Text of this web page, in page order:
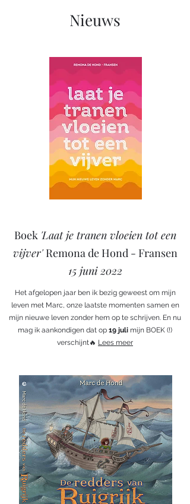
Nieuws
Boek 'Laat je tranen vloeien tot een
vijver'Remona de Hond - Fransen
15 juni 2022
Het afgelopen jaar ben ik bezig geweest om mijn
leven met Marc, onze laatste momenten samen en
mijn nieuwe leven zonder hem op te schrijven. En nu
mag ik aankondigen dat op 19 juli mijn BOEK (!)
verschijnt🔥 Lees meer